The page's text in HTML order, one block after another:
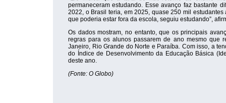
permaneceram estudando. Esse avanço faz bastante
2022, o Brasil teria, em 2025, quase 250 mil
que poderia estar fora da escola, seguiu estudando”,
Os dados mostram, no entanto, que os principais
regras para os alunos passarem de ano mesmo que
Janeiro, Rio Grande do Norte e Paraíba. Com isso, a
do Índice de Desenvolvimento da Educação Básica
deste ano.
(Fonte: O Globo)